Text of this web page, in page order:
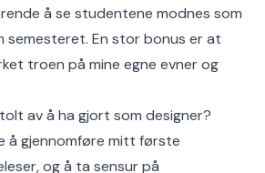
å se studentene modnes som
semesteret. En stor bonus er at
troen på mine egne evner og
av å ha gjort som designer?
å gjennomføre mitt første
og å ta sensur på